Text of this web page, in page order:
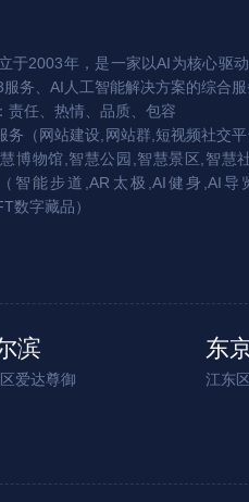
于2003年，是一家以AI为核心驱
务、AI人工智能解决方案的综合
责任、热情、品质、包容
务（网站建设,网站群,短视频社交平
博物馆,智慧公园,智慧景区,智慧
智能步道,AR太极,AI健身,AI导
数字藏品）
滨
爱达尊御
东
江东